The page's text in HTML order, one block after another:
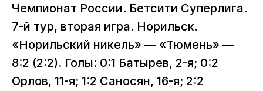
Чемпионат России. Бетсити Суперлига.
7-й тур, вторая игра. Норильск.
«Норильский никель» — «Тюмень» —
8:2 (2:2). Голы: 0:1 Батырев, 2-я; 0:2
Орлов, 11-я; 1:2 Саносян, 16-я; 2:2